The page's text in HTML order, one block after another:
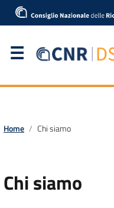
Home Chi siamo
Chi siamo